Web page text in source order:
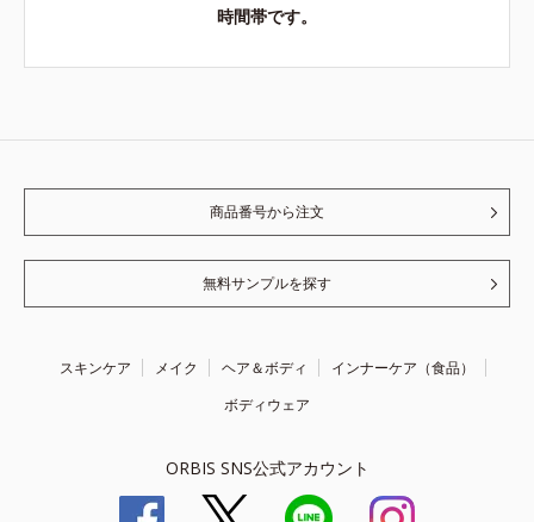
時間帯です。
商品番号から注文
無料サンプルを探す
スキンケア メイク ヘア＆ボディ
インナーケア（食品）
ボディウェア
ORBIS SNS公式アカウント